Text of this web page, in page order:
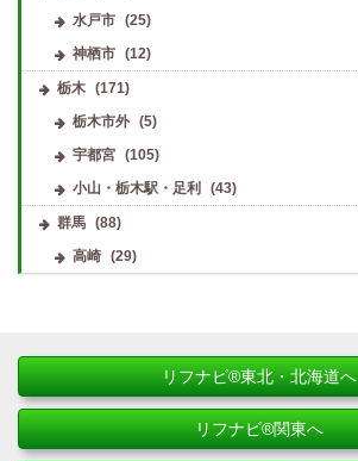
水戸市
(25)
神栖市
(12)
栃木 (171)
栃木市外
(5)
宇都宮
(105)
小山・栃木駅・足利
(43)
群馬 (88)
高崎
(29)
リフナビ®東北・北海道へ
リフナビ®関東へ